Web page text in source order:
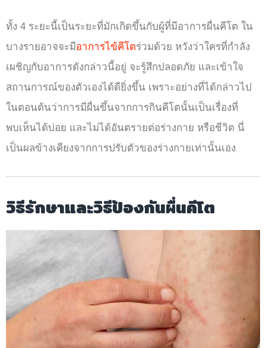
ทั้ง 4 ระยะนี้เป็นระยะที่มักเกิดขึ้นกับผู้ที่มีอาการผื่นคีโต ใน
บางรายอาจจะมีอาการไข้คีโตร่วมด้วย หวังว่าใครที่กำลัง
เผชิญกับอาการดังกล่าวนี้อยู่ จะรู้สึกปลอดภัย และเข้าใจ
สถานการณ์ของตัวเองได้ดียิ่งขึ้น เพราะอย่างที่ได้กล่าวไป
ในตอนต้นว่าการมีผื่นขึ้นจากการกินคีโตนั้นเป็นเรื่องที่
พบเห็นได้บ่อย และไม่ได้อันตรายต่อร่างกาย หรือชีวิต นี่
เป็นผลข้างเคียงจากการปรับตัวของร่างกายเท่านั้นเอง
วิธีรักษาและวิธีป้องกันผื่นคีโต